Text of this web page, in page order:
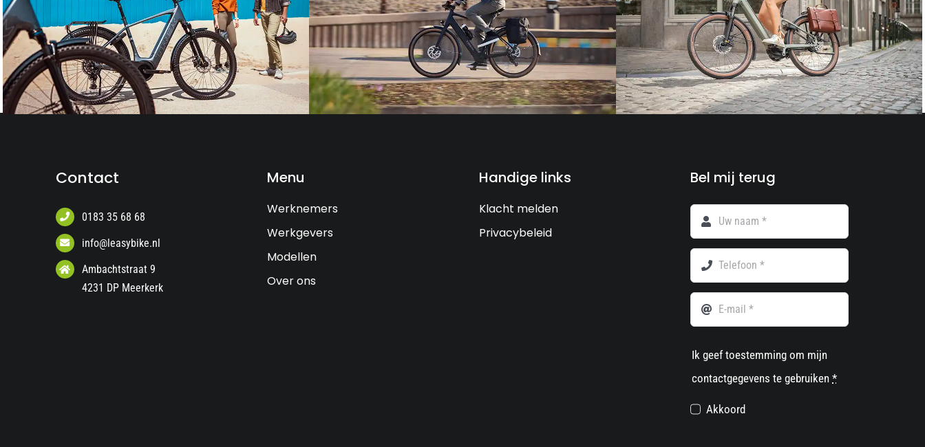
Contact
0183 35 68 68
info@leasybike.nl
Ambachtstraat 9
4231 DP Meerkerk
Menu
Werknemers
Werkgevers
Modellen
Over ons
Handige links
Klacht melden
Privacybeleid
Bel mij terug
Ik geef toestemming om mijn
contactgegevens te gebruiken*
Akkoord